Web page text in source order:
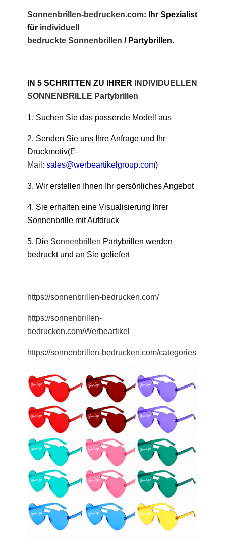
Sonnenbrillen-bedrucken.com: Ihr Spezialist
für individuell
bedruckteSonnenbrillen / Partybrillen.
IN 5 SCHRITTEN ZU IHRER
INDIVIDUELLEN
SONNENBRILLE Partybrillen
1. Suchen Sie das passende Modell aus
2. Senden Sie uns Ihre Anfrage und Ihr
Druckmotiv(E-
Mail:sales@werbeartikelgroup.com)
3. Wir erstellen Ihnen Ihr persönliches Angebot
4. Sie erhalten eine Visualisierung Ihrer
Sonnenbrille mit Aufdruck
5. Die Sonnenbrillen Partybrillen werden
bedruckt und an Sie geliefert
https://sonnenbrillen-bedrucken.com/
https://sonnenbrillen-
bedrucken.com/Werbeartikel
https://sonnenbrillen-bedrucken.com/categories